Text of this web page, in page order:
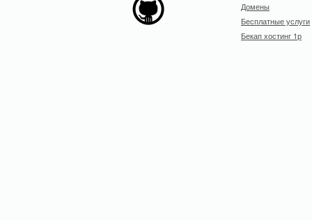
Домены
Бесплатные услуги
Бекап хостинг 1р